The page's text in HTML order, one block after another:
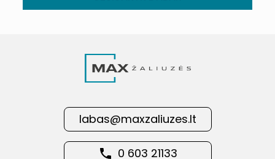
labas@maxzaliuzes.lt
0 603 21133